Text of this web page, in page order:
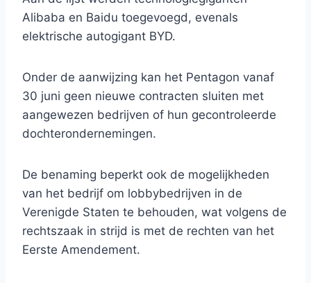
Alibaba en Baidu toegevoegd, evenals
elektrische autogigant BYD.
Onder de aanwijzing kan het Pentagon vanaf
30 juni geen nieuwe contracten sluiten met
aangewezen bedrijven of hun gecontroleerde
dochterondernemingen.
De benaming beperkt ook de mogelijkheden
van het bedrijf om lobbybedrijven in de
Verenigde Staten te behouden, wat volgens de
rechtszaak in strijd is met de rechten van het
Eerste Amendement.